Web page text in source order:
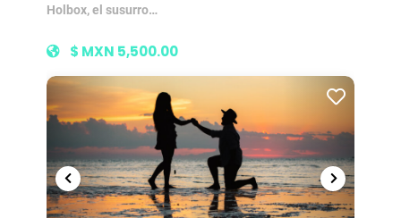
Holbox, el susurro…
$ MXN 5,500.00